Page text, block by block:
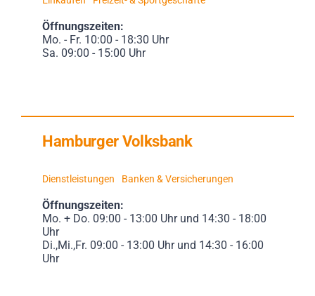
Öffnungszeiten:
Mo. - Fr. 10:00 - 18:30 Uhr
Sa. 09:00 - 15:00 Uhr
Hamburger Volksbank
Dienstleistungen Banken & Versicherungen
Öffnungszeiten:
Mo. + Do. 09:00 - 13:00 Uhr und 14:30 - 18:00
Uhr
Di.,Mi.,Fr. 09:00 - 13:00 Uhr und 14:30 - 16:00
Uhr